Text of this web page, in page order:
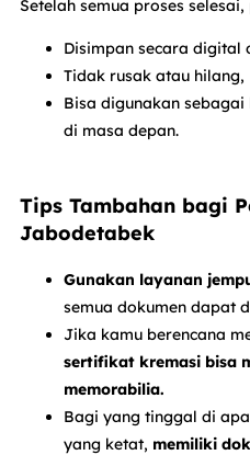
Setelah semua proses
Disimpan secara digital
Tidak rusak atau hilang,
Bisa digunakan
di masa depan.
Tips Tambahan bagi
Jabodetabek
Gunakan layanan
semua dokumen dapat
Jika kamu berencana
sertifikat kremasi bisa
memorabilia.
Bagi yang tinggal di
yang ketat, memiliki